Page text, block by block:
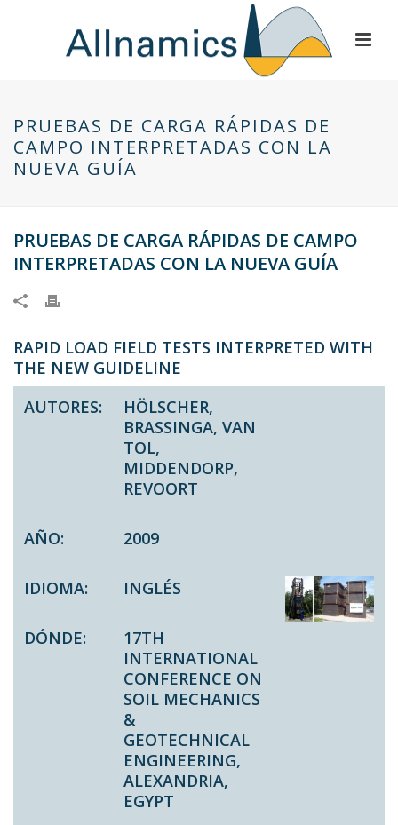
PRUEBAS DE CARGA RÁPIDAS DE
CAMPO INTERPRETADAS CON LA
NUEVA GUÍA
PRUEBAS DE CARGA RÁPIDAS DE CAMPO
INTERPRETADAS CON LA NUEVA GUÍA
RAPID LOAD FIELD TESTS INTERPRETED WITH
THE NEW GUIDELINE
AUTORES:
HÖLSCHER,
BRASSINGA, VAN
TOL,
MIDDENDORP,
REVOORT
AÑO: 2009
IDIOMA: INGLÉS
DÓNDE:
17TH
INTERNATIONAL
CONFERENCE ON
SOIL MECHANICS
&
GEOTECHNICAL
ENGINEERING,
ALEXANDRIA,
EGYPT